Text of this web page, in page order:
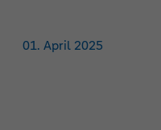
01. April 2025